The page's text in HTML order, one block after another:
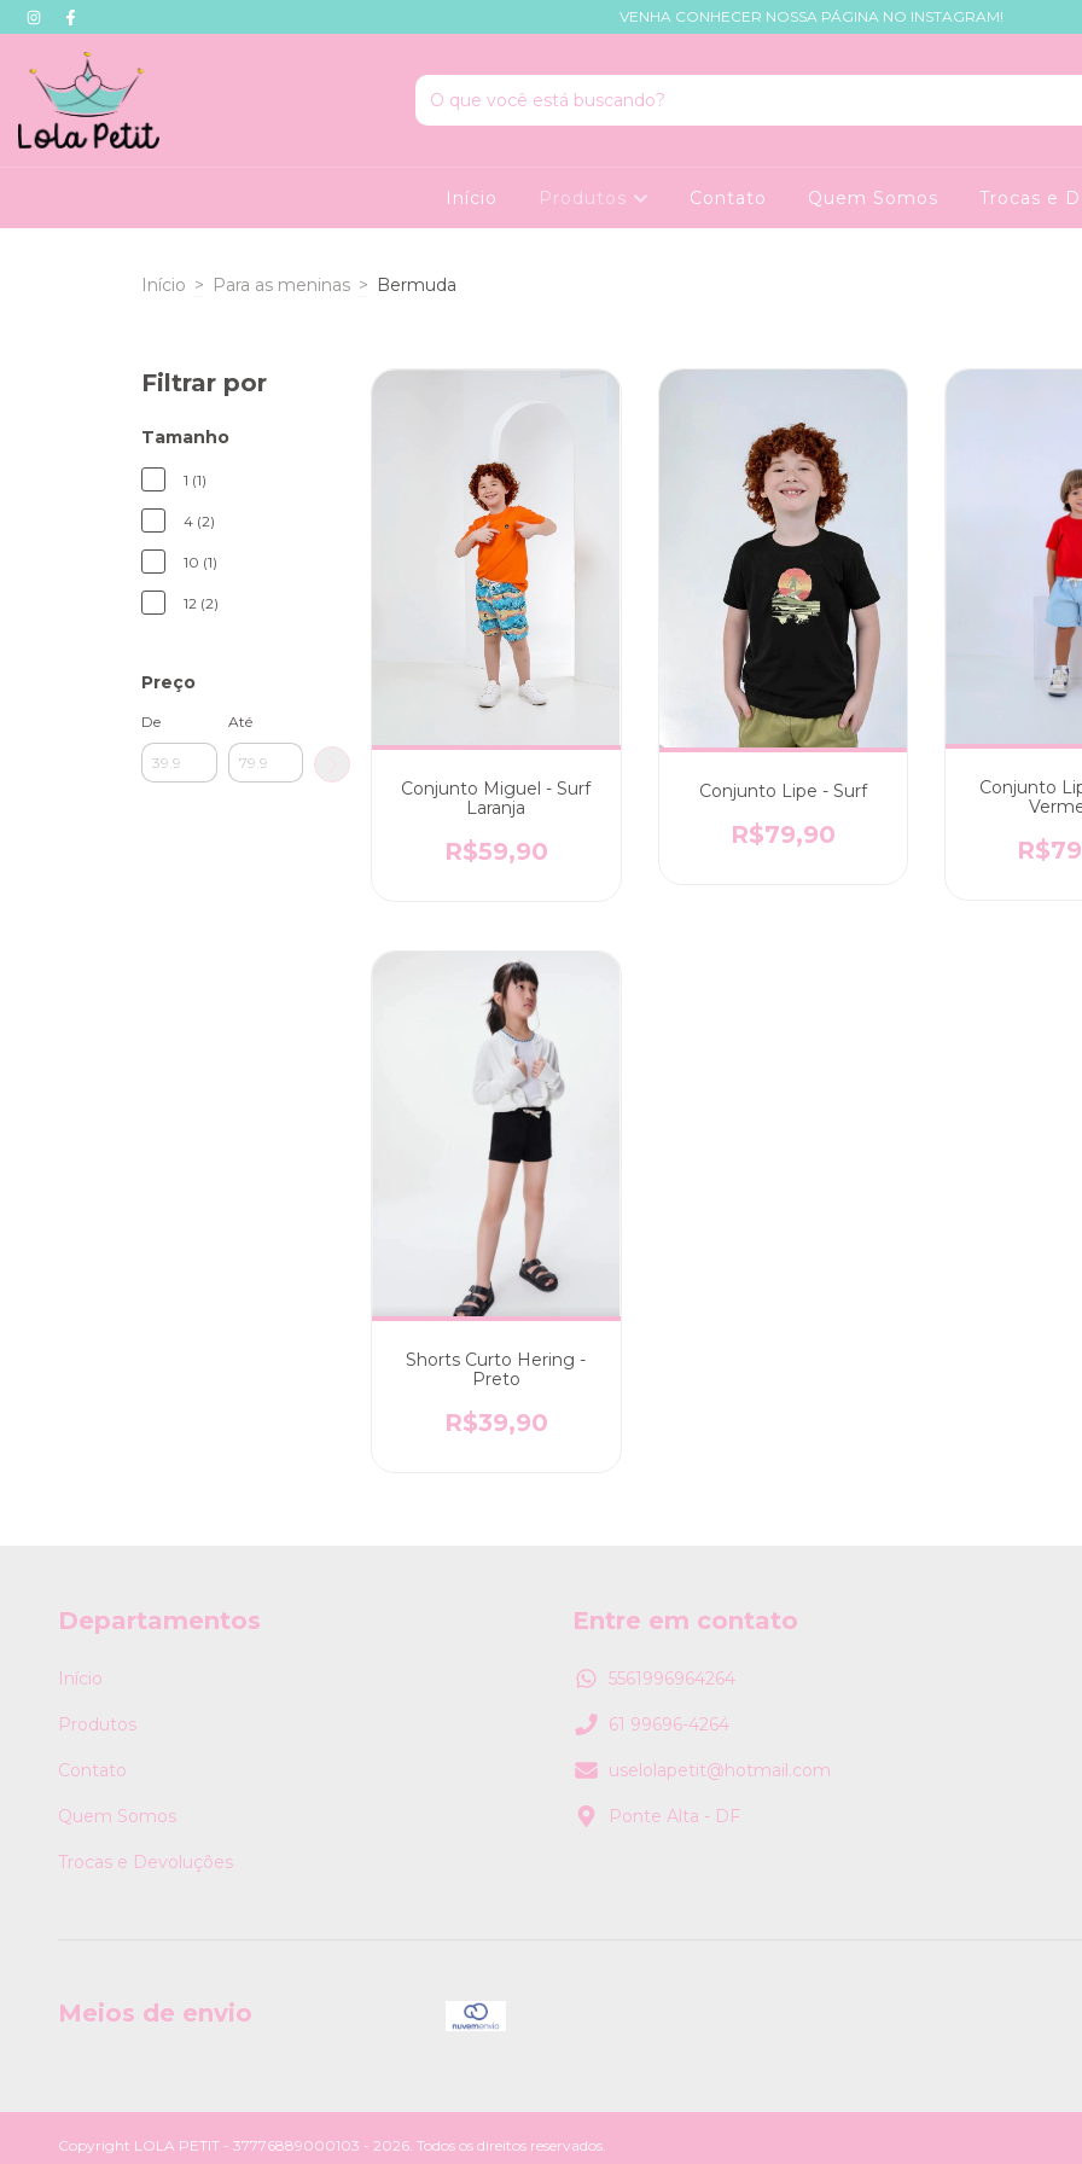
VENHA CONHECER NOSSA PÁGINA NO INSTAGRAM!
Início Produtos Contato Quem Somos Trocas e
Início > Para as meninas > Bermuda
Filtrar por
Tamanho
1 (1)
4 (2)
10 (1)
12 (2)
Preço
De Até
Conjunto Miguel - Surf
Laranja
R$59,90
Conjunto Lipe - Surf
R$79,90
Conjunto
Shorts Curto Hering -
Preto
R$39,90
Departamentos
Início
Produtos
Contato
Quem Somos
Trocas e Devoluções
Entre em contato
5561996964264
61 99696-4264
uselolapetit@hotmail.com
Ponte Alta - DF
Meios de envio
Copyright LOLA PETIT - 37776889000103 - 2026. Todos os direitos reservados.